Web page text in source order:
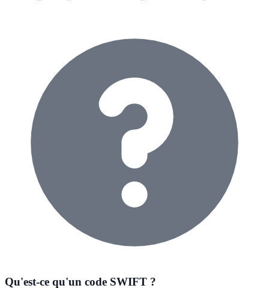
Qu'est-ce qu'un code SWIFT ?